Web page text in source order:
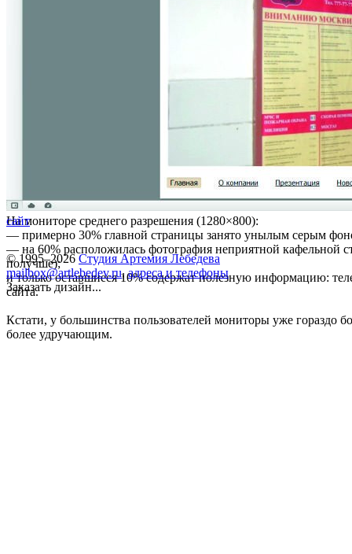
На мониторе среднего разрешения (1280×800):
— примерно 30% главной страницы занято унылым серым
— на 60% расположилась фотография неприятной кафельной
получше);
и только оставшиеся 10% содержат полезную информацию:
сайта.
Кстати, у большинства пользователей мониторы уже гораздо
более удручающим.
сайт
© 1995–2026 Студия Артемия Лебедева
mailbox@artlebedev.ru, адреса и телефоны
Заказать дизайн...